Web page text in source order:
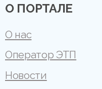
О ПОРТАЛЕ
О нас
Оператор ЭТП
Новости